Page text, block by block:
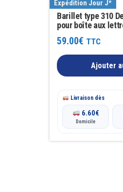
Expédition Jour J*
Barillet type 310
pour boîte aux
59.00€ TTC
Ajouter
Livraison dès
6.60€
Domicile